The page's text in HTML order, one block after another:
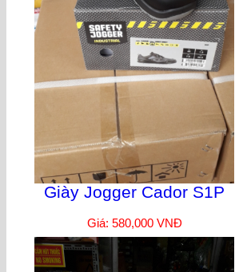
Giày Jogger Cador S1P
Giá: 580,000 VNĐ